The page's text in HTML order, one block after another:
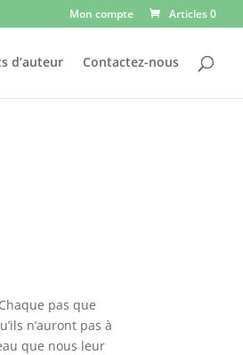
Mon compte Articles 0
d’auteur Contactez-nous
pas que
n’auront pas à
que nous leur